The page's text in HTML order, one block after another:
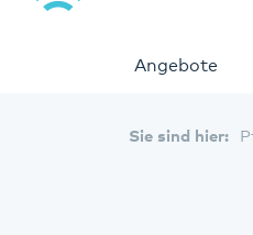
Angebote
Sie sind hier: